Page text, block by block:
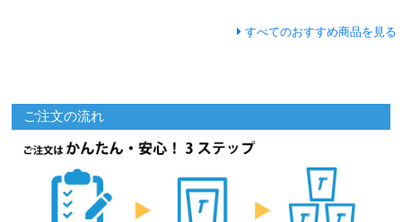
すべてのおすすめ商品を見る
ご注文の流れ